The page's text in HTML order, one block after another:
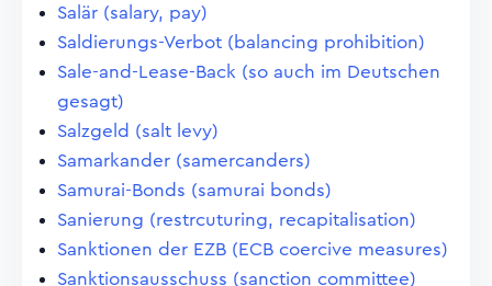
Salär (salary, pay)
Saldierungs-Verbot (balancing prohibition)
Sale-and-Lease-Back (so auch im Deutschen
gesagt)
Salzgeld (salt levy)
Samarkander (samercanders)
Samurai-Bonds (samurai bonds)
Sanierung (restrcuturing, recapitalisation)
Sanktionen der EZB (ECB coercive measures)
Sanktionsausschuss (sanction committee)